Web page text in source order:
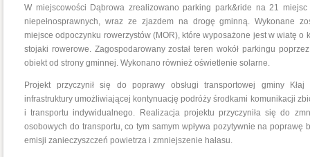
W miejscowości Dąbrowa zrealizowano parking park&ride na 21
niepełnosprawnych, wraz ze zjazdem na drogę gminną. Wykonane
miejsce odpoczynku rowerzystów (MOR), które wyposażone jest w wiatę o
stojaki rowerowe. Zagospodarowany został teren wokół parkingu
obiekt od strony gminnej. Wykonano również oświetlenie solarne.
Projekt przyczynił się do poprawy obsługi transportowej gminy
infrastruktury umożliwiającej kontynuację podróży środkami komunikacji
i transportu indywidualnego. Realizacja projektu przyczyniła się do
osobowych do transportu, co tym samym wpływa pozytywnie na
emisji zanieczyszczeń powietrza i zmniejszenie hałasu.